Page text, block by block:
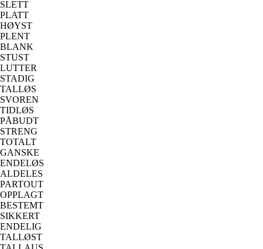
SLETT
PLATT
HØYST
PLENT
BLANK
STUST
LUTTER
STADIG
TALLØS
SVOREN
TIDLØS
PÅBUDT
STRENG
TOTALT
GANSKE
ENDELØS
ALDELES
PARTOUT
OPPLAGT
BESTEMT
SIKKERT
ENDELIG
TALLØST